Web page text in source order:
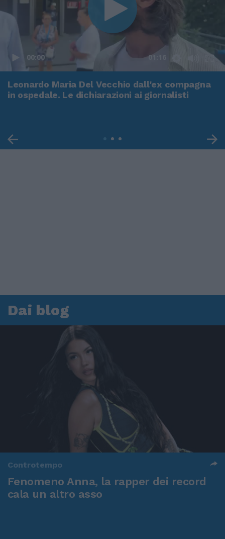
00:00 01:16
Leonardo Maria Del Vecchio dall'ex compagna
in ospedale. Le dichiarazioni ai giornalisti
Dai blog
Controtempo
Fenomeno Anna, la rapper dei record
cala un altro asso